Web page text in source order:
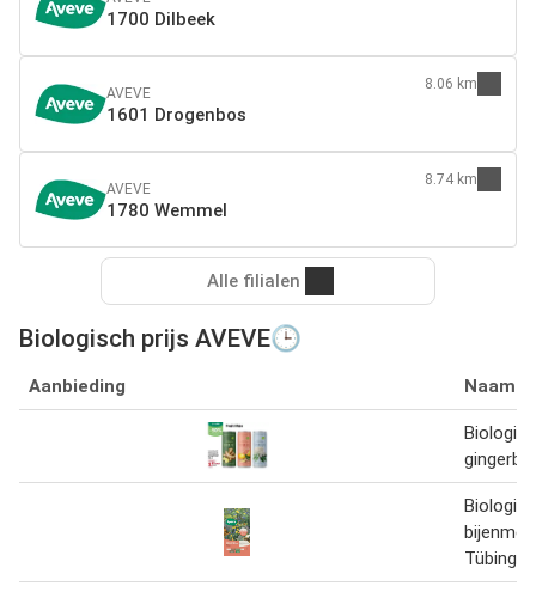
1700 Dilbeek
AVEVE
1601 Drogenbos
8.06 km
AVEVE
1780 Wemmel
8.74 km
Alle filialen
Biologisch prijs AVEVE🕒
Aanbieding Naam